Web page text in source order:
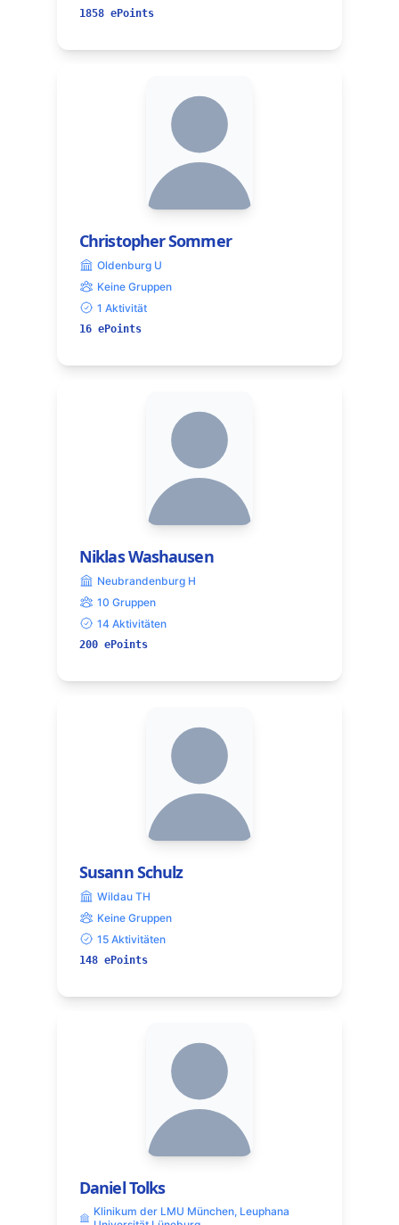
1858 ePoints
Christopher Sommer
Oldenburg U
Keine Gruppen
1 Aktivität
16 ePoints
Niklas Washausen
Neubrandenburg H
10 Gruppen
14 Aktivitäten
200 ePoints
Susann Schulz
Wildau TH
Keine Gruppen
15 Aktivitäten
148 ePoints
Daniel Tolks
Klinikum der LMU München, Leuphana